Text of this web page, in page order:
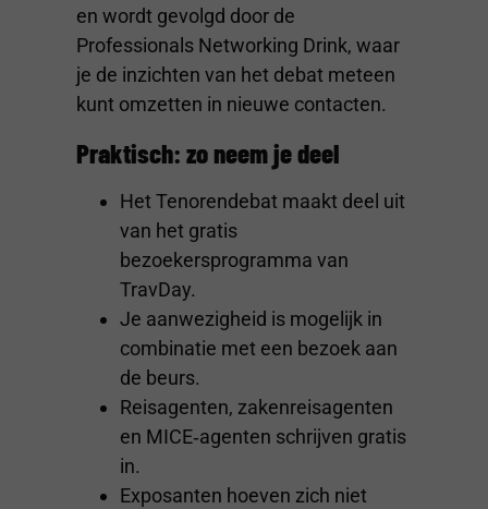
en wordt gevolgd door de
Professionals Networking Drink, waar
je de inzichten van het debat meteen
kunt omzetten in nieuwe contacten.
Praktisch: zo neem je deel
Het Tenorendebat maakt deel uit
van het gratis
bezoekersprogramma van
TravDay.
Je aanwezigheid is mogelijk in
combinatie met een bezoek aan
de beurs.
Reisagenten, zakenreisagenten
en MICE‑agenten schrijven gratis
in.
Exposanten hoeven zich niet